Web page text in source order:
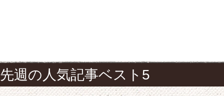
先週の人気記事ベスト5